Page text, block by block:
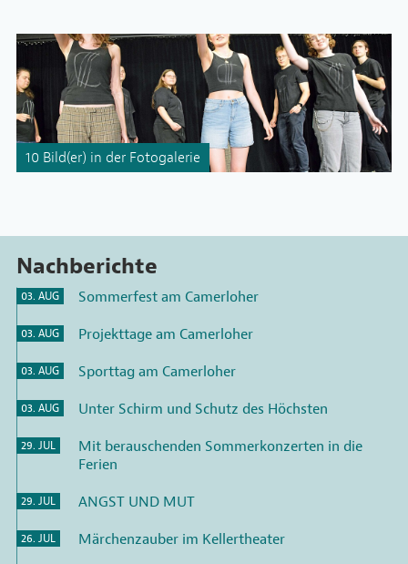
10 Bild(er) in der Fotogalerie
Nachberichte
03. AUG Sommerfest am Camerloher
03. AUG Projekttage am Camerloher
03. AUG Sporttag am Camerloher
03. AUG Unter Schirm und Schutz des Höchsten
29. JUL
Mit berauschenden Sommerkonzerten in die
Ferien
29. JUL ANGST UND MUT
26. JUL Märchenzauber im Kellertheater